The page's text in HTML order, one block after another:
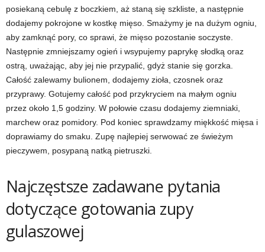
posiekaną cebulę z boczkiem, aż staną się szkliste, a następnie
dodajemy pokrojone w kostkę mięso. Smażymy je na dużym ogniu,
aby zamknąć pory, co sprawi, że mięso pozostanie soczyste.
Następnie zmniejszamy ogień i wsypujemy paprykę słodką oraz
ostrą, uważając, aby jej nie przypalić, gdyż stanie się gorzka.
Całość zalewamy bulionem, dodajemy zioła, czosnek oraz
przyprawy. Gotujemy całość pod przykryciem na małym ogniu
przez około 1,5 godziny. W połowie czasu dodajemy ziemniaki,
marchew oraz pomidory. Pod koniec sprawdzamy miękkość mięsa i
doprawiamy do smaku. Zupę najlepiej serwować ze świeżym
pieczywem, posypaną natką pietruszki.
Najczęstsze zadawane pytania
dotyczące gotowania zupy
gulaszowej